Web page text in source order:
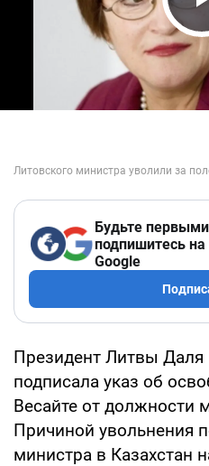
Будьте
подпишитесь на
Google
Президент Литвы Даля
подписала указ об
Весайте от должности
Причиной увольнения
министра в Казахстан